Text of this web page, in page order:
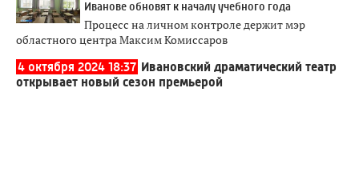
Иванове обновят к началу учебного года
Процесс на личном контроле держит мэр
областного центра Максим Комиссаров
4 октября 2024 18:37 Ивановский драматический театр
открывает новый сезон премьерой